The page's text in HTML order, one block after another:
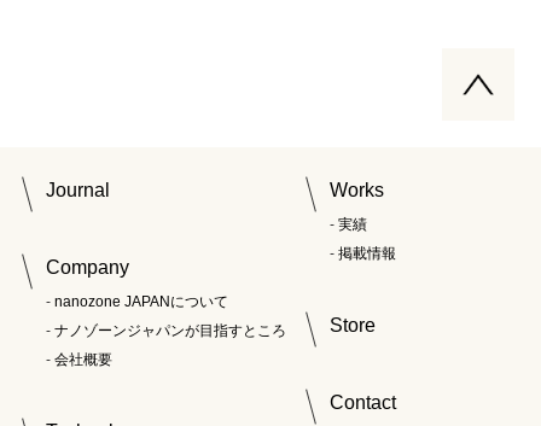
Journal
Company
nanozone JAPANについて
ナノゾーンジャパンが目指すところ
会社概要
Works
実績
掲載情報
Store
Contact